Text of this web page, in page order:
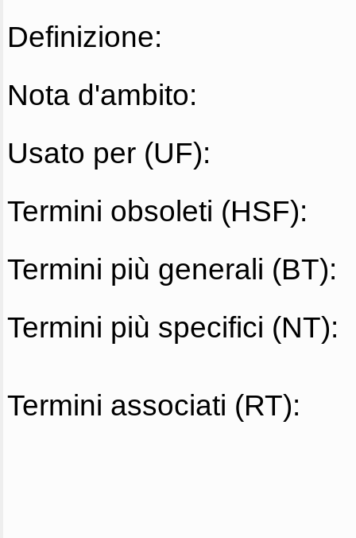
Definizione:
Nota d'ambito:
Usato per (UF):
Termini obsoleti (HSF):
Termini più generali (BT):
Termini più specifici (NT):
Termini associati (RT):